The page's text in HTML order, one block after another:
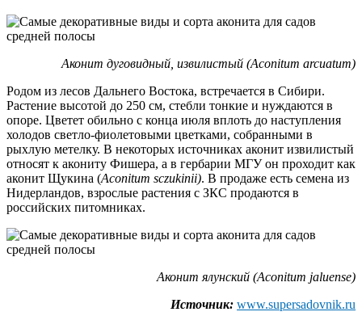
Аконит дуговидный, извилистый (Aconitum arcuatum)
Родом из лесов Дальнего Востока, встречается в Сибири.
Растение высотой до 250 см, стебли тонкие и нуждаются в
опоре. Цветет обильно с конца июля вплоть до наступления
холодов светло-фиолетовыми цветками, собранными в
рыхлую метелку. В некоторых источниках аконит извилистый
относят к акониту Фишера, а в гербарии МГУ он проходит как
аконит Щукина (Aconitum sczukinii). В продаже есть семена из
Нидерландов, взрослые растения с ЗКС продаются в
российских питомниках.
Аконит ялунский (Aconitum jaluense)
Источник: www.supersadovnik.ru